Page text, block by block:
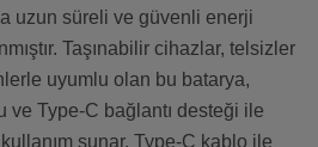
uzun süreli ve güvenli enerji
Taşınabilir cihazlar, telsizler
uyumlu olan bu batarya,
ve Type-C bağlantı desteği ile
kullanım sunar. Type-C kablo ile